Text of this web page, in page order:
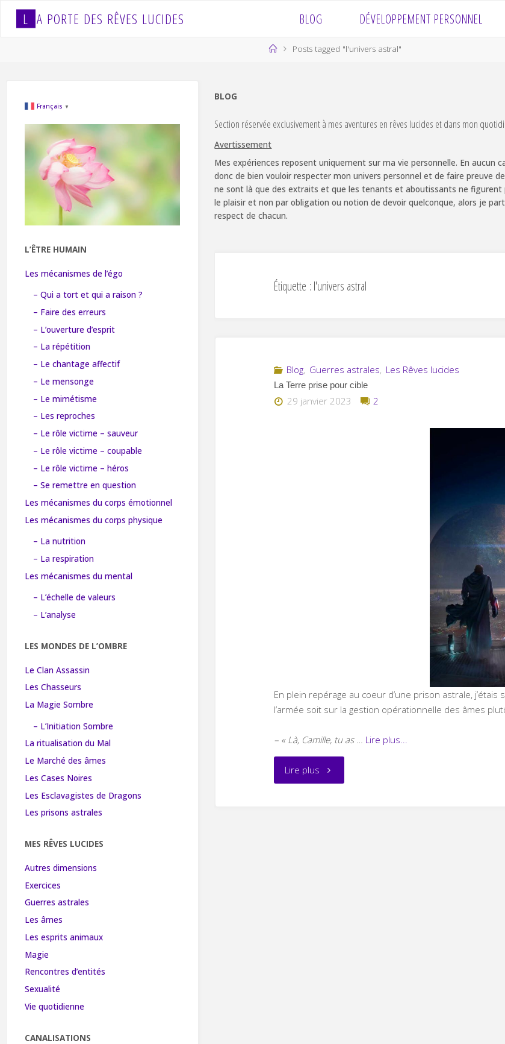
L A PORTE DES RÊVES LUCIDES BLOG DÉVELOPPEMENT PERSONNEL
HomePosts tagged "l'univers astral"
BLOG
Section réservée exclusivement à mes aventures en rêves lucides et dans mon
Avertissement
Mes expériences reposent uniquement sur ma vie personnelle. En aucun
donc de bien vouloir respecter mon univers personnel et de faire preuve
ne sont là que des extraits et que les tenants et aboutissants ne
le plaisir et non par obligation ou notion de devoir quelconque, alors je
respect de chacun.
Étiquette : l'univers astral
Blog, Guerres astrales, Les Rêves lucides
La Terre prise pour cible
29 janvier 2023 2
En plein repérage au coeur d’une prison astrale,
l’armée soit sur la gestion opérationnelle des âmes
– « Là, Camille, tu as … Lire plus...
Lire plus "La
Français ▼
L’ÊTRE HUMAIN
Les mécanismes de l’égo
– Qui a tort et qui a raison ?
– Faire des erreurs
– L’ouverture d’esprit
– La répétition
– Le chantage affectif
– Le mensonge
– Le mimétisme
– Les reproches
– Le rôle victime – sauveur
– Le rôle victime – coupable
– Le rôle victime – héros
– Se remettre en question
Les mécanismes du corps émotionnel
Les mécanismes du corps physique
– La nutrition
– La respiration
Les mécanismes du mental
– L’échelle de valeurs
– L’analyse
LES MONDES DE L’OMBRE
Le Clan Assassin
Les Chasseurs
La Magie Sombre
– L’Initiation Sombre
La ritualisation du Mal
Le Marché des âmes
Les Cases Noires
Les Esclavagistes de Dragons
Les prisons astrales
MES RÊVES LUCIDES
Autres dimensions
Exercices
Guerres astrales
Les âmes
Les esprits animaux
Magie
Rencontres d’entités
Sexualité
Vie quotidienne
CANALISATIONS